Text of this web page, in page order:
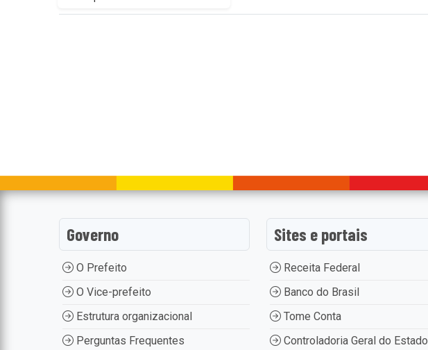
Governo
O Prefeito
O Vice-prefeito
Estrutura organizacional
Perguntas Frequentes
Sites e portais
Receita Federal
Banco do Brasil
Tome Conta
Controladoria Geral do Estado